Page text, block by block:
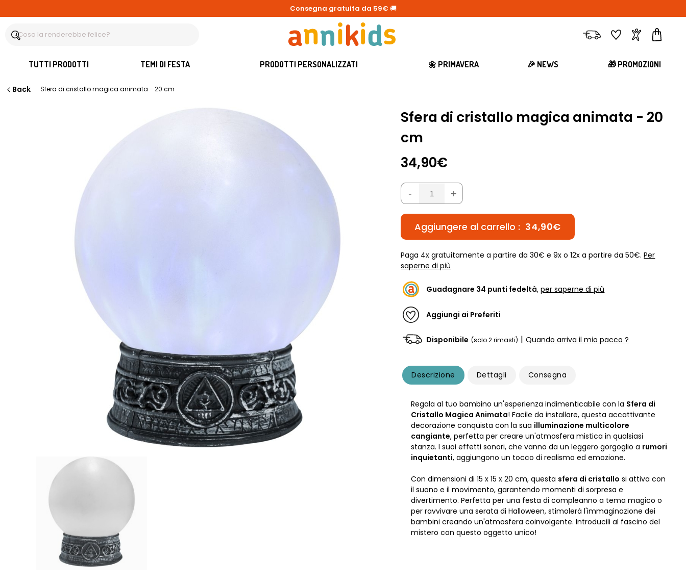
Consegna gratuita da 59€ 🚚
ConsegnaPreferitiAccount
TUTTI PRODOTTI TEMI DI FESTA PRODOTTI PERSONALIZZATI 🌼 PRIMAVERA 🎉 NEWS 🎁 PROMOZIONI
Back Sfera di cristallo magica animata - 20 cm
Sfera di cristallo magica animata - 20
cm
34,90€
- +
Aggiungere al carrello : 34,90€
Paga 4x gratuitamente a partire da 30€ e 9x o 12x a partire da 50€.Per
saperne di più
Guadagnare 34 punti fedeltà,per saperne di più
Aggiungi ai Preferiti
Disponibile (solo 2 rimasti) | Quando arriva il mio pacco ?
Descrizione Dettagli Consegna
Regala al tuo bambino un'esperienza indimenticabile con la Sfera di
Cristallo Magica Animata! Facile da installare, questa accattivante
decorazione conquista con la sua illuminazione multicolore
cangiante, perfetta per creare un'atmosfera mistica in qualsiasi
stanza. I suoi effetti sonori, che vanno da un leggero gorgoglio a rumori
inquietanti, aggiungono un tocco di realismo ed emozione.
Con dimensioni di 15 x 15 x 20 cm, questa sfera di cristallo si attiva con
il suono e il movimento, garantendo momenti di sorpresa e
divertimento. Perfetta per una festa di compleanno a tema magico o
per ravvivare una serata di Halloween, stimolerà l'immaginazione dei
bambini creando un'atmosfera coinvolgente. Introducili al fascino del
mistero con questo oggetto unico!